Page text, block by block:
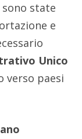
sono state
e
Unico
verso paesi